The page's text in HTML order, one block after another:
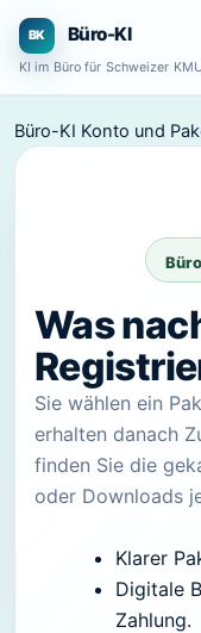
Zum
Inhalt
springen
Büro-KI
KI im Büro für Schweizer KMU
Büro-KI Konto und
Was
Sie wählen ein
erhalten danach
finden Sie die
oder Downloads
Klarer
Digitale
Zahlung.